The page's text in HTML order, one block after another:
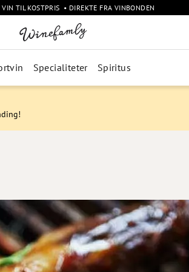
TIL KOSTPRIS • DIREKTE FRA VINBONDEN
Specialiteter Spiritus